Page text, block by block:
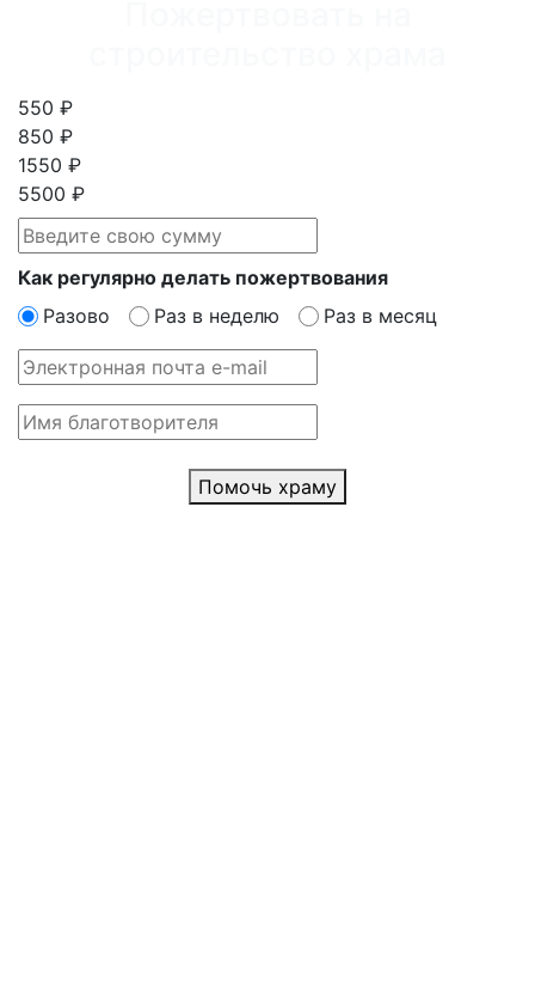
550 ₽
850 ₽
1550 ₽
5500 ₽
Как регулярно делать пожертвования
Разово
Раз в неделю Раз в месяц
Помочь храму